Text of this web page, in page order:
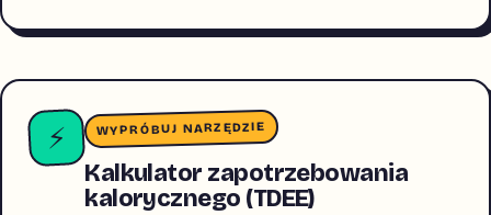
unikatów w sieci
⚡ WYPRÓBUJ NARZĘDZIE
Kalkulator zapotrzebowania
kalorycznego (TDEE)